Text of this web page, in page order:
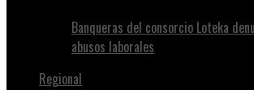
Banqueras del consorcio Loteka
abusos laborales
Regional